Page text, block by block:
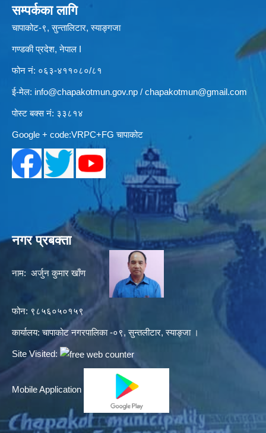
सम्पर्कका लागि
चापाकोट-९, सुन्तालिटार, स्याङ्गजा
गण्डकी प्रदेश, नेपाल I
फोन नं: ०६३-४११०८०/८१
ई-मेल: info@chapakotmun.gov.np / chapakotmun@gmail.com
पोस्ट बक्स नं: ३३८१४
Google + code:VRPC+FG चापाकोट
नगर प्रबक्ता
नाम: अर्जुन कुमार खाँण
फोन: ९८५६०५०१५९
कार्यालय: चापाकोट नगरपालिका -०९, सुन्तलीटार, स्याङ्जा ।
Site Visited:
Mobile Application